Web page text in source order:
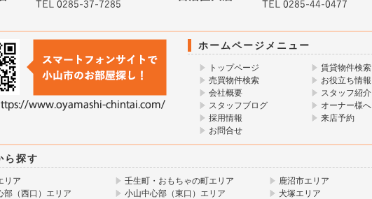
ホームページメニュー
トップページ
賃貸物件検索
売買物件検索
お役立ち情報
会社概要
スタッフ紹介
スタッフブログ
オーナー様へ
採用情報
来店予約
お問合せ
ら探す
リア 壬生町・おもちゃの町エリア
鹿沼市エリア
部（西口）エリア
小山中心部（東口）エリア
犬塚エリア